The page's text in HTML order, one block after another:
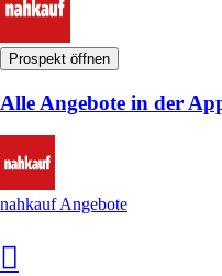
Prospekt öffnen
Alle Angebote in der
nahkauf Angebote